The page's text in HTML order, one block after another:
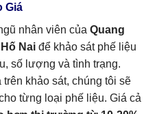
Giá
nhân viên của Quang
Nai để khảo sát phế liệu
số lượng và tình trạng.
trên khảo sát, chúng tôi sẽ
từng loại phế liệu. Giá cả